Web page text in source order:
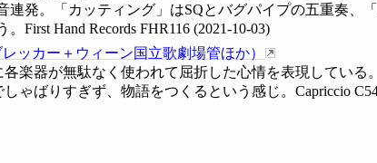
発。「カッティング」はSQとバグパイプの五重奏、
First Hand Records FHR116 (2021-10-03)
ッカー＋ウィーン国立歌劇場管ほか）
楽器が無駄なく使われて屈折した心情を表現している
ゃばりすぎず、物語をつくるという感じ。Capriccio